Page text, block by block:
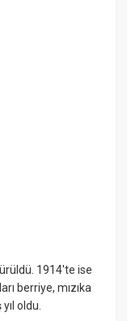
1914'te ise
berriye, mızıka
oldu.